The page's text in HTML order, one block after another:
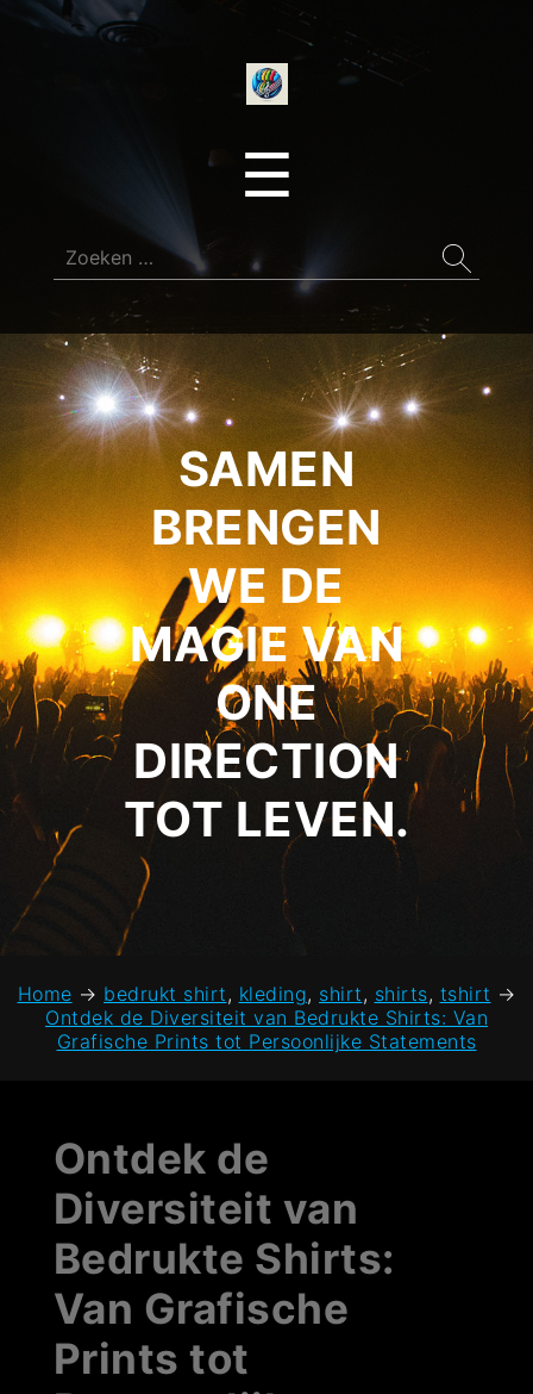
☰
Zoeken
naar:
SAMEN
BRENGEN
WE DE
MAGIE VAN
ONE
DIRECTION
TOT LEVEN.
Home → bedrukt shirt, kleding, shirt, shirts, tshirt →
Ontdek de Diversiteit van Bedrukte Shirts: Van
Grafische Prints tot Persoonlijke Statements
Ontdek de
Diversiteit van
Bedrukte Shirts:
Van Grafische
Prints tot